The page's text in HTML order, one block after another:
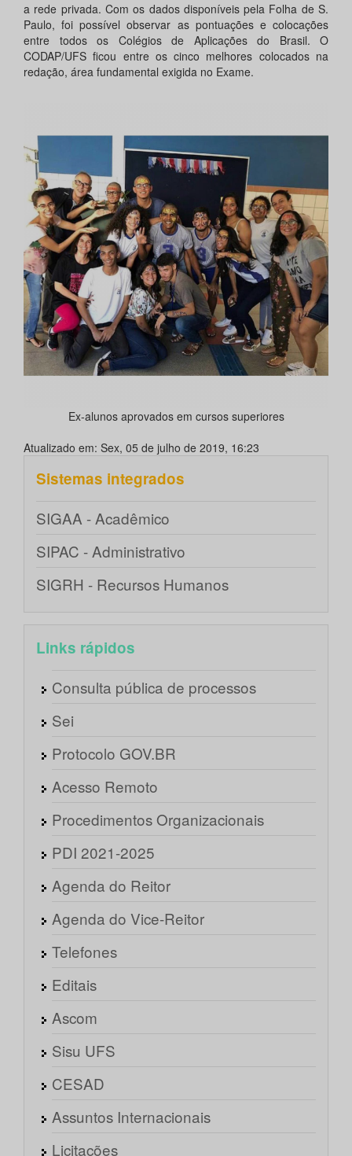
a rede privada. Com os dados disponíveis pela Folha de S.
Paulo, foi possível observar as pontuações e colocações
entre todos os Colégios de Aplicações do Brasil. O
CODAP/UFS ficou entre os cinco melhores colocados na
redação, área fundamental exigida no Exame.
Ex-alunos aprovados em cursos superiores
Atualizado em: Sex, 05 de julho de 2019, 16:23
Sistemas integrados
SIGAA - Acadêmico
SIPAC - Administrativo
SIGRH - Recursos Humanos
Links rápidos
Consulta pública de processos
Sei
Protocolo GOV.BR
Acesso Remoto
Procedimentos Organizacionais
PDI 2021-2025
Agenda do Reitor
Agenda do Vice-Reitor
Telefones
Editais
Ascom
Sisu UFS
CESAD
Assuntos Internacionais
Licitações